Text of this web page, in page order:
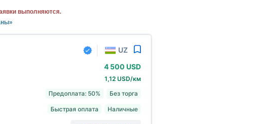
выполняются.
UZ
4 500 USD
1,12 USD/км
Предоплата: 50%
Без торга
Быстрая оплата Наличные